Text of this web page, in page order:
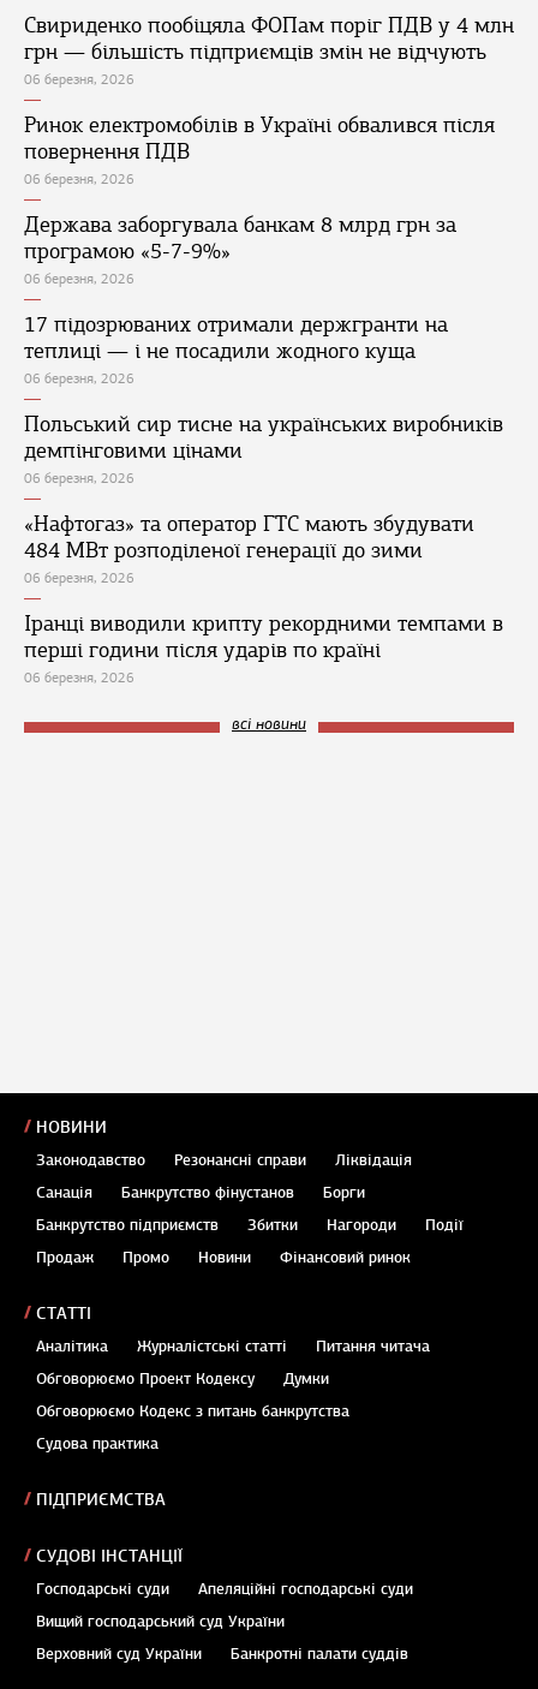
Свириденко пообіцяла ФОПам поріг ПДВ у 4 млн
грн — більшість підприємців змін не відчують
06 березня, 2026
Ринок електромобілів в Україні обвалився після
повернення ПДВ
06 березня, 2026
Держава заборгувала банкам 8 млрд грн за
програмою «5-7-9%»
06 березня, 2026
17 підозрюваних отримали держгранти на
теплиці — і не посадили жодного куща
06 березня, 2026
Польський сир тисне на українських виробників
демпінговими цінами
06 березня, 2026
«Нафтогаз» та оператор ГТС мають збудувати
484 МВт розподіленої генерації до зими
06 березня, 2026
Іранці виводили крипту рекордними темпами в
перші години після ударів по країні
06 березня, 2026
всі новини
НОВИНИ
Законодавство Резонансні справи
Ліквідація
Санація
Банкрутство фінустанов
Борги
Банкрутство підприємств
Збитки Нагороди
Події
Продаж
Промо Новини Фінансовий ринок
СТАТТІ
Аналітика Журналістські статті
Питання читача
Обговорюємо Проект Кодексу
Думки
Обговорюємо Кодекс з питань банкрутства
Судова практика
ПІДПРИЄМСТВА
СУДОВІ ІНСТАНЦІЇ
Господарські суди
Апеляційні господарські суди
Вищий господарський суд України
Верховний суд України
Банкротні палати суддів